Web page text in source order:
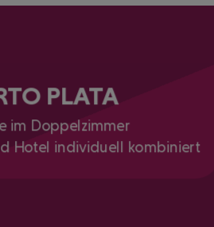
PLATA
im Doppelzimmer
Hotel individuell kombiniert